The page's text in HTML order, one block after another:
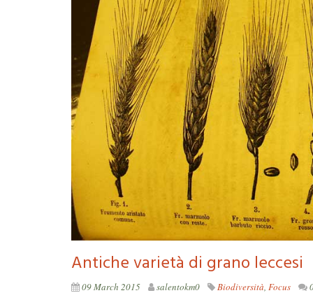
Antiche varietà di grano leccesi
09 March 2015 salentokm0 Biodiversità, Focus